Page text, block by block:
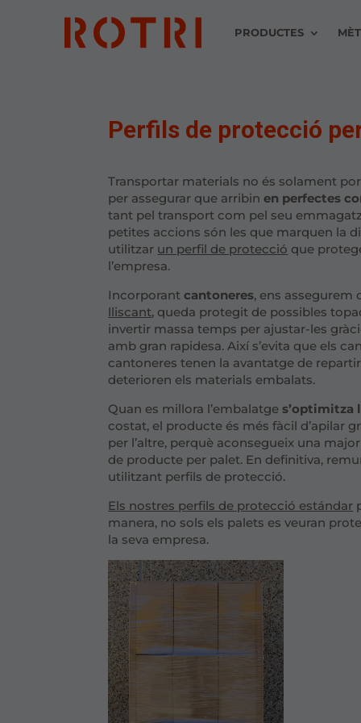
PRODUCTES
Perfils de protecció
Transportar materials no és solament
per assegurar que arribinen perfectes
tant pel transport com pel seu
petites accions són les que marquen la
utilitzar un perfil de protecció que
l’empresa.
Incorporantcantoneres, ens
lliscant, queda protegit de possibles
invertir massa temps per ajustar-les
amb gran rapidesa. Així s’evita que els
cantoneres tenen la avantatge de
deterioren els materials embalats.
Quan es millora l’embalatges’optimitza
costat, el producte és més fàcil d’apilar
per l’altre, perquè aconsegueix una
de producte per palet. En definitiva,
utilitzant perfils de protecció.
Els nostres perfils de protecció estándar
manera, no sols els palets es veuran
la seva empresa.